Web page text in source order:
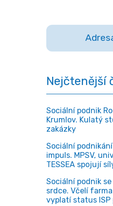
Nejčtenější
Sociální podnik
Krumlov. Kulatý
zakázky
Sociální
impuls. MPSV,
TESSEA spojují
Sociální podnik
srdce. Včelí
vyplatí status ISP